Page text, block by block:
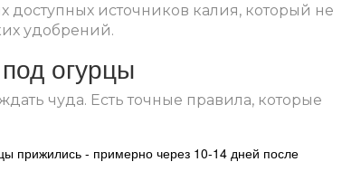
источников калия, который не
удобрений.
огурцы
чуда. Есть точные правила, которые
прижились - примерно через 10-14 дней после